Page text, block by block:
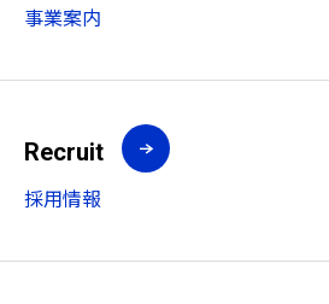
事業案内
Recruit
採用情報